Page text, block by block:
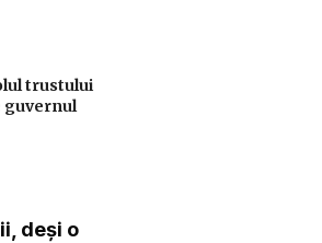
trustului
guvernul
deși o